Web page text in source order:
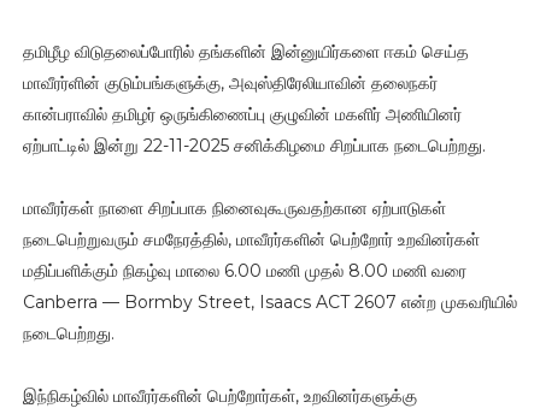
தமிழீழ விடுதலைப்போரில் தங்களின் இன்னுயிர்களை ஈகம் செய்த
மாவீரர்ளின் குடும்பங்களுக்கு, அவுஸ்திரேலியாவின் தலைநகர்
கான்பராவில் தமிழர் ஒருங்கிணைப்பு குழுவின் மகளிர் அணியினர்
ஏற்பாட்டில் இன்று 22-11-2025 சனிக்கிழமை சிறப்பாக நடைபெற்றது.
மாவீரர்கள் நாளை சிறப்பாக நினைவுகூருவதற்கான ஏற்பாடுகள்
நடைபெற்றுவரும் சமநேரத்தில், மாவீரர்களின் பெற்றோர் உறவினர்கள்
மதிப்பளிக்கும் நிகழ்வு மாலை 6.00 மணி முதல் 8.00 மணி வரை
Canberra — Bormby Street, Isaacs ACT 2607 என்ற முகவரியில்
நடைபெற்றது.
இந்நிகழ்வில் மாவீரர்களின் பெற்றோர்கள், உறவினர்களுக்கு